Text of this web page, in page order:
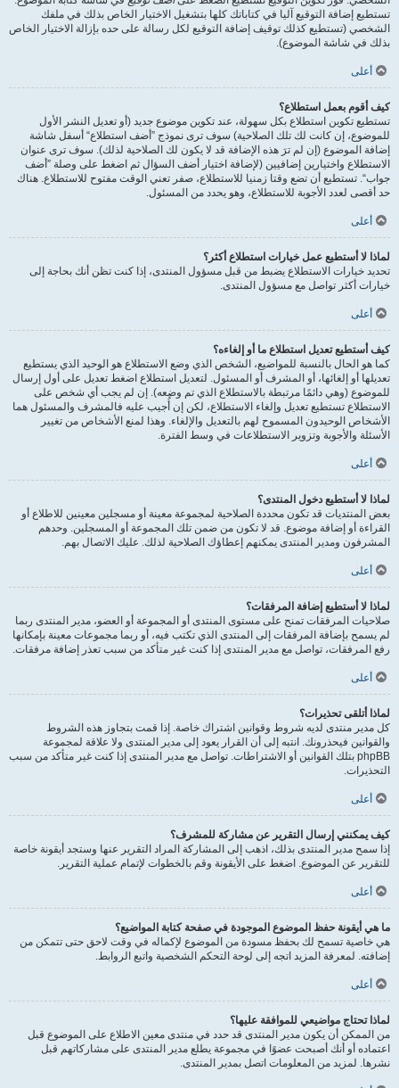
تستطيع إضافة التوقيع آليا في كتاباتك كلها بتشغيل الاختيار الخاص بذلك في ملفك
الشخصي (تستطيع كذلك توقيف إضافة التوقيع لكل رسالة على حده بإزالة الاختيار الخاص
بذلك في شاشة الموضوع).
أعلى
كيف أقوم بعمل استطلاع؟
تستطيع تكوين استطلاع بكل سهولة، عند تكوين موضوع جديد (أو تعديل النشر الأول
للموضوع، إن كانت لك تلك الصلاحية) سوف ترى نموذج ”أضف استطلاع“ أسفل شاشة
إضافة الموضوع (إن لم ترَ هذه الإضافة قد لا يكون لك الصلاحية لذلك). سوف ترى عنوان
الاستطلاع واختيارين إضافيين (لإضافة اختيار أضف السؤال ثم اضغط على وصلة ”أضف
جواب“. تستطيع أن تضع وقتا زمنيا للاستطلاع، صفر تعني الوقت مفتوح للاستطلاع. هناك
حد أقصى لعدد الأجوبة للاستطلاع، وهو يحدد من المسئول.
أعلى
لماذا لا أستطيع عمل خيارات استطلاع أكثر؟
تحديد خيارات الاستطلاع يضبط من قبل مسؤول المنتدى، إذا كنت تظن أنك بحاجة إلى
خيارات أكثر تواصل مع مسؤول المنتدى.
أعلى
كيف أستطيع تعديل استطلاع ما أو إلغاءه؟
كما هو الحال بالنسبة للمواضيع، الشخص الذي وضع الاستطلاع هو الوحيد الذي يستطيع
تعديلها أو إلغائها، أو المشرف أو المسئول. لتعديل استطلاع اضغط تعديل على أول إرسال
للموضوع (وهي دائمًا مرتبطة بالاستطلاع الذي تم وضعه). إن لم يجب أي شخص على
الاستطلاع تستطيع تعديل وإلغاء الاستطلاع، لكن إن أُجيب عليه فالمشرف والمسئول هما
الأشخاص الوحيدون المسموح لهم بالتعديل والإلغاء. وهذا لمنع الأشخاص من تغيير
الأسئلة والأجوبة وتزوير الاستطلاعات في وسط الفترة.
أعلى
لماذا لا أستطيع دخول المنتدى؟
بعض المنتديات قد تكون محددة الصلاحية لمجموعة معينة أو مسجلين معينين للاطلاع أو
القراءة أو إضافة موضوع. قد لا تكون من ضمن تلك المجموعة أو المسجلين. وحدهم
المشرفون ومدير المنتدى يمكنهم إعطاؤك الصلاحية لذلك. عليك الاتصال بهم.
أعلى
لماذا لا أستطيع إضافة المرفقات؟
صلاحيات المرفقات تمنح على مستوى المنتدى أو المجموعة أو العضو، مدير المنتدى ربما
لم يسمح بإضافة المرفقات إلى المنتدى الذي تكتب فيه، أو ربما مجموعات معينة بإمكانها
رفع المرفقات، تواصل مع مدير المنتدى إذا كنت غير متأكد من سبب تعذر إضافة مرفقات.
أعلى
لماذا أتلقى تحذيرات؟
كل مدير منتدى لديه شروط وقوانين اشتراك خاصة. إذا قمت بتجاوز هذه الشروط
والقوانين فيحذرونك. انتبه إلى أن القرار يعود إلى مدير المنتدى ولا علاقة لمجموعة
phpBB بتلك القوانين أو الاشتراطات. تواصل مع مدير المنتدى إذا كنت غير متأكد من سبب
التحذيرات.
أعلى
كيف يمكنني إرسال التقرير عن مشاركة للمشرف؟
إذا سمح مدير المنتدى بذلك، اذهب إلى المشاركة المراد التقرير عنها وستجد أيقونة خاصة
للتقرير عن الموضوع. اضغط على الأيقونة وقم بالخطوات لإتمام عملية التقرير.
أعلى
ما هي أيقونة حفظ الموضوع الموجودة في صفحة كتابة المواضيع؟
هي خاصية تسمح لك بحفظ مسودة من الموضوع لإكماله في وقت لاحق حتى تتمكن من
إضافته. لمعرفة المزيد اتجه إلى لوحة التحكم الشخصية واتبع الروابط.
أعلى
لماذا تحتاج مواضيعي للموافقة عليها؟
من الممكن أن يكون مدير المنتدى قد حدد في منتدى معين الاطلاع على الموضوع قبل
اعتماده أو أنك أصبحت عضوًا في مجموعة يطلع مدير المنتدى على مشاركاتهم قبل
نشرها. لمزيد من المعلومات اتصل بمدير المنتدى.